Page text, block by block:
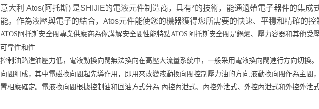
意大利 Atos(阿托斯) 是SHIJIE的電液元件制造商，具有*的技術，能通過帶電子器件的集成
能。作為液壓與電子的結合，Atos元件能使您的機器獲得您所需要的快速、平穩和精確的控
ATOS阿托斯安全閥專業供應商為你講解安全閥性能特點ATOS阿托斯安全閥是鍋爐、壓力容器和其他受
可靠性和性
控制油路進油壓力低，電液動換向閥無法換向在高壓大流量系統中，一般采用電液換向閥進行方向切換
向閥組成，其中電磁換向閥起先導作用，即用來改變液動換向閥控制壓力油的方向;液動換向閥作為主閥
置相應確定。電液換向閥根據控制油和回油方式分為:內控內泄式、內控外泄式、外控內泄式和外控外泄